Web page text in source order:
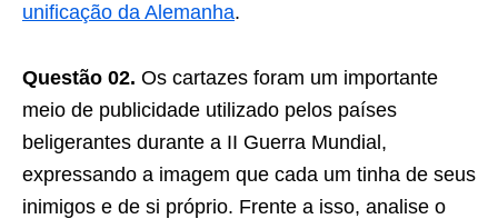
unificação da Alemanha.
Questão 02. Os cartazes foram um importante
meio de publicidade utilizado pelos países
beligerantes durante a II Guerra Mundial,
expressando a imagem que cada um tinha de seus
inimigos e de si próprio. Frente a isso, analise o